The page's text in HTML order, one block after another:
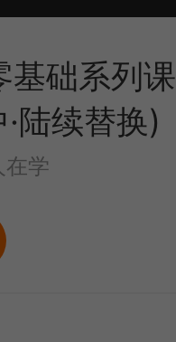
础系列
陆续替换)
在学